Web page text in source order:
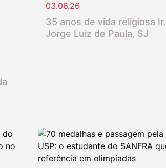
03.06.26
35 anos de vida religiosa Ir.
Jorge Luiz de Paula, SJ